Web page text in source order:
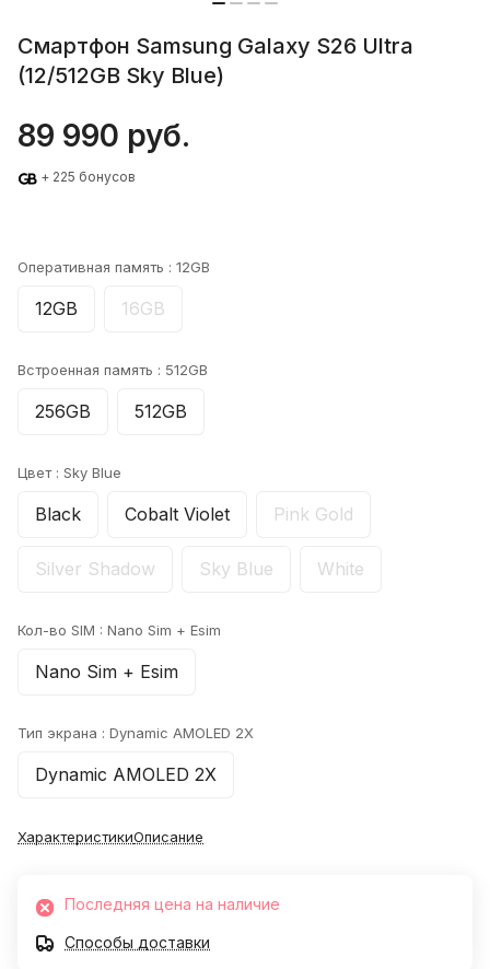
Смартфон Samsung Galaxy S26 Ultra
(12/512GB Sky Blue)
89 990 руб.
+ 225 бонусов
Оперативная память : 12GB
12GB 16GB
Встроенная память : 512GB
256GB 512GB
Цвет : Sky Blue
Black Cobalt Violet Pink Gold
Silver Shadow Sky Blue White
Кол-во SIM : Nano Sim + Esim
Nano Sim + Esim
Тип экрана : Dynamic AMOLED 2X
Dynamic AMOLED 2X
ХарактеристикиОписание
Последняя цена на наличие
Способы доставки